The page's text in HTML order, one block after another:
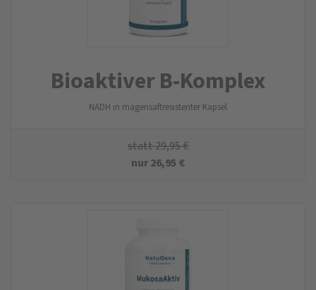
Bioaktiver B-Komplex
NADH in magensaftresistenter Kapsel
statt29,95€
nur26,95 €